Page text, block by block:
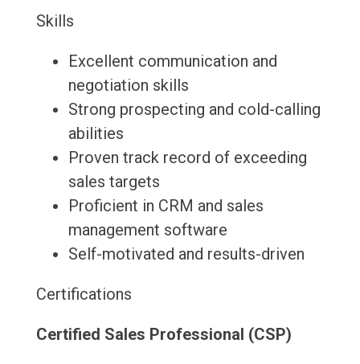
Skills
Excellent communication and
negotiation skills
Strong prospecting and cold-calling
abilities
Proven track record of exceeding
sales targets
Proficient in CRM and sales
management software
Self-motivated and results-driven
Certifications
Certified Sales Professional (CSP)